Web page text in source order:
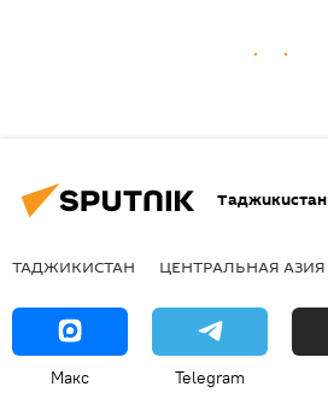
Таджикистан
ТАДЖИКИСТАН ЦЕНТРАЛЬНАЯ АЗИЯ
Макс Telegram